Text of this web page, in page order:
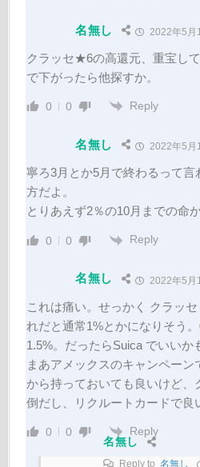
名無し 2022年5月
クラッセ★6の高還元、重宝し
で下がったら他探すか。
0 0 Reply
名無し 2022年5月
寧ろ3月とか5月で終わるって言
方だよ。
とりあえず2％の10月までの命
0 0 Reply
名無し 2022年5月
これは痛い。せっかく クラッ
れだと通常1%とかになりそう
1.5%。だったらSuica でいいか
まあアメックスのキャンペーン
から持っておいても良いけど、
倒だし、リクルートカードで良
0 0
Reply
名無し
Reply to 名無し